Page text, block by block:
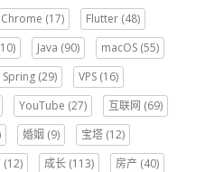
Chrome (17) Flutter (48)
Java (90) macOS (55)
Spring (29) VPS (16)
YouTube (27) 互联网 (69)
婚姻 (9) 宝塔 (12)
(12) 成长 (113) 房产 (40)